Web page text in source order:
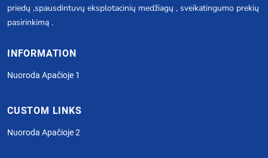
priedų ,spausdintuvų eksplotacinių medžiagų , sveikatingumo prekių
pasirinkimą .
INFORMATION
Nuoroda Apačioje 1
CUSTOM LINKS
Nuoroda Apačioje 2